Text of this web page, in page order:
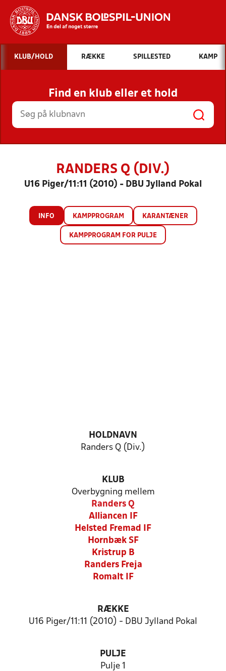
Hvad vil du søge efter?
INDHOLD OG NYHEDER
STILLINGER, RESULTATER, KLUBBER OG
HOLD
KLUB/HOLD RÆKKE SPILLESTED KAMP
Find en klub eller et hold
RANDERS Q (DIV.)
U16 Piger/11:11 (2010) - DBU Jylland Pokal
INFO KAMPPROGRAM KARANTÆNER
KAMPPROGRAM FOR PULJE
HOLDNAVN
Randers Q (Div.)
KLUB
Overbygning mellem
Randers Q
Alliancen IF
Helsted Fremad IF
Hornbæk SF
Kristrup B
Randers Freja
Romalt IF
RÆKKE
U16 Piger/11:11 (2010) - DBU Jylland Pokal
PULJE
Pulje 1